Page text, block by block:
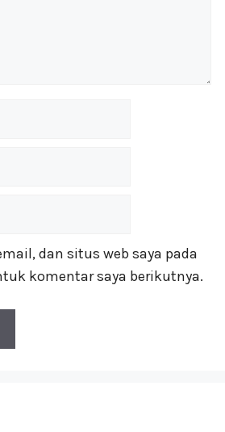
dan situs web saya pada
komentar saya berikutnya.